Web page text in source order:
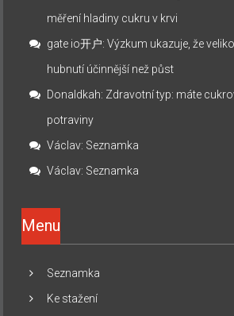
měření hladiny cukru v krvi
gate io开户:Výzkum ukazuje, že
hubnutí účinnější než půst
Donaldkah: Zdravotní typ: máte
potraviny
Václav: Seznamka
Václav: Seznamka
Menu
Seznamka
Ke stažení